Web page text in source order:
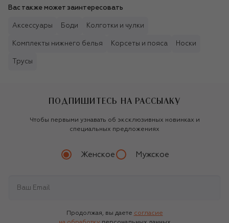
Вас также может заинтересовать
Аксессуары Боди Колготки и чулки
Комплекты нижнего белья Корсеты и пояса Носки
Трусы
ПОДПИШИТЕСЬ НА РАССЫЛКУ
Чтобы первыми узнавать об эксклюзивных новинках и
специальных предложениях
Женское Мужское
Продолжая, вы даете согласие